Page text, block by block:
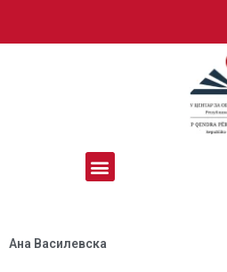
Aна Василевска